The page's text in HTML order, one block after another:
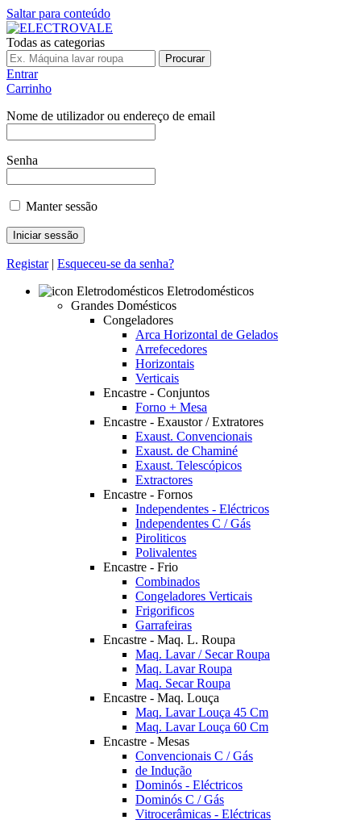
Saltar para conteúdo
Todas as categorias
Procurar
Entrar
Carrinho
Nome de utilizador ou endereço de email
Senha
Manter sessão
Registar| Esqueceu-se da senha?
Eletrodomésticos
Grandes Domésticos
Congeladores
Arca Horizontal de Gelados
Arrefecedores
Horizontais
Verticais
Encastre - Conjuntos
Forno + Mesa
Encastre - Exaustor / Extratores
Exaust. Convencionais
Exaust. de Chaminé
Exaust. Telescópicos
Extractores
Encastre - Fornos
Independentes - Eléctricos
Independentes C / Gás
Piroliticos
Polivalentes
Encastre - Frio
Combinados
Congeladores Verticais
Frigorificos
Garrafeiras
Encastre - Maq. L. Roupa
Maq. Lavar / Secar Roupa
Maq. Lavar Roupa
Maq. Secar Roupa
Encastre - Maq. Louça
Maq. Lavar Louça 45 Cm
Maq. Lavar Louça 60 Cm
Encastre - Mesas
Convencionais C / Gás
de Indução
Dominós - Eléctricos
Dominós C / Gás
Vitrocerâmicas - Eléctricas